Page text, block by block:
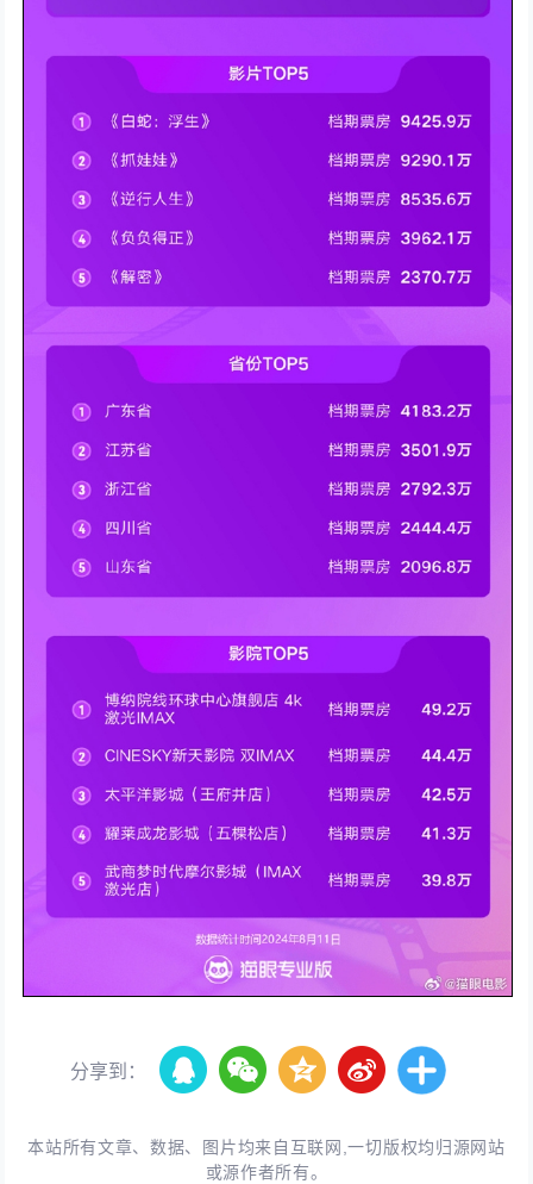
分享到：
本站所有文章、数据、图片均来自互联网,一切版权均归源网站
或源作者所有。